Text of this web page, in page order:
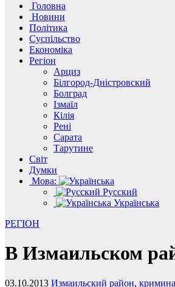
Головна
Новини
Політика
Суспільство
Економіка
Регіон
Арциз
Білгород-Дністровский
Болград
Ізмаїл
Кілія
Рені
Сарата
Тарутине
Світ
Думки
Мова:
Русский
Українська
РЕГІОН
В Измаильском
03.10.2013 Измаильский район,